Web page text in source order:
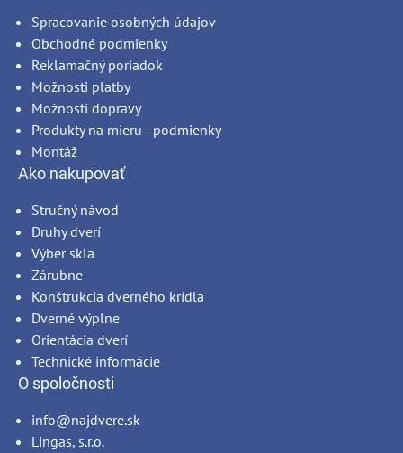
Spracovanie osobných údajov
Obchodné podmienky
Reklamačný poriadok
Možnosti platby
Možnosti dopravy
Produkty na mieru - podmienky
Montáž
Ako nakupovať
Stručný návod
Druhy dverí
Výber skla
Zárubne
Konštrukcia dverného krídla
Dverné výplne
Orientácia dverí
Technické informácie
O spoločnosti
info@najdvere.sk
Lingas, s.r.o.